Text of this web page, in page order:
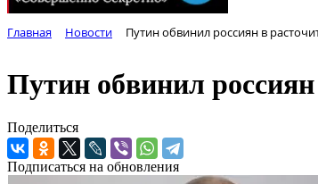
Главная Новости Путин обвинил россиян в
Путин обвинил россиян
Поделиться
Подписаться на обновления